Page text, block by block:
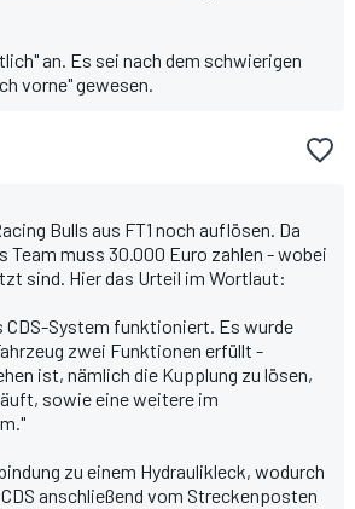
an. Es sei nach dem schwierigen
vorne" gewesen.
Bulls aus FT1 noch auflösen. Da
Team muss 30.000 Euro zahlen - wobei
sind. Hier das Urteil im Wortlaut:
CDS-System funktioniert. Es wurde
zwei Funktionen erfüllt -
ist, nämlich die Kupplung zu lösen,
sowie eine weitere im
zu einem Hydraulikleck, wodurch
anschließend vom Streckenposten